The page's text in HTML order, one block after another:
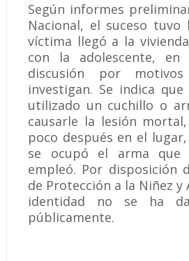
Según informes
Nacional, el suceso tuvo
víctima llegó a la
con la adolescente,
discusión por
investigan. Se indica
utilizado un cuchillo o
causarle la lesión
poco después en el
se ocupó el arma que
empleó. Por disposición
de Protección a la Niñez y
identidad no se ha
públicamente.